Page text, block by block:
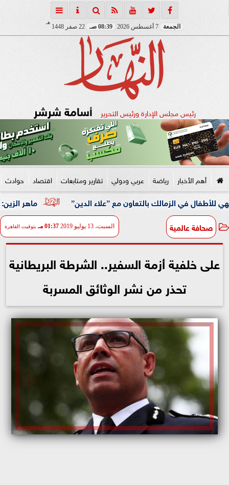
الجمعة 7 أغسطس 2026 08:39 صـ 22 صفر 1448
هـ
رئيس مجلس الإدارة ورئيس التحرير أسامة شرشر
أهم الأخبار رياضة عربي ودولي تقارير ومتابعات اقتصاد حوادث
ماهر الزين: 25 حافلة تُعيد 1250 سودانيًا ضمن الفوج الـ41.. والالتزام بوثائق السفر عزز انسيابية العودة الطوعية الزمالك بالتعاون مع ”علاء الدين”
صحافة عالمية السبت، 13 يوليو 2019 01:37 مـ بتوقيت القاهرة
على خلفية أزمة السفير.. الشرطة البريطانية
تحذر من نشر الوثائق المسربة